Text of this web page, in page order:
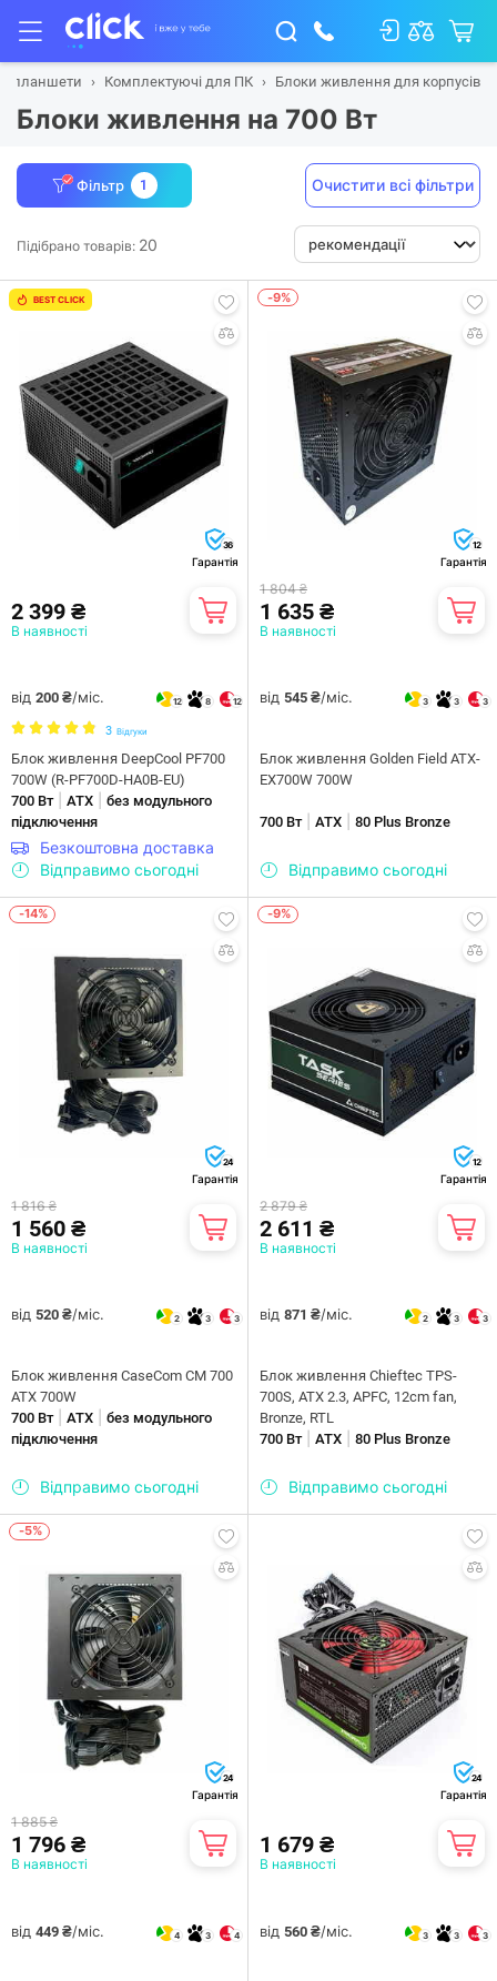
планшети Комплектуючі для ПК Блоки живлення для корпусів
Блоки живлення на 700 Вт
Фільтр 1 Очистити всі фільтри
Підібрано товарів: 20
BEST CLICK
36
Гарантія
2 399 ₴
В наявності
від 200 ₴/міс. 12 8 12
3 Відгуки
Блок живлення DeepCool PF700
700W (R-PF700D-HA0B-EU)
700 Вт| ATX
без модульного
підключення
Безкоштовна доставка
Відправимо сьогодні
-9%
12
Гарантія
1 804 ₴
1 635 ₴
В наявності
від 545 ₴/міс. 3 3 3
Блок живлення Golden Field ATX-
EX700W 700W
700 Вт| ATX 80 Plus Bronze
Відправимо сьогодні
-14%
24
Гарантія
1 816 ₴
1 560 ₴
В наявності
від 520 ₴/міс. 2 3 3
Блок живлення CaseCom CM 700
ATX 700W
700 Вт| ATX
без модульного
підключення
Відправимо сьогодні
-9%
12
Гарантія
2 879 ₴
2 611 ₴
В наявності
від 871 ₴/міс. 2 3 3
Блок живлення Chieftec TPS-
700S, ATX 2.3, APFC, 12cm fan,
Bronze, RTL
700 Вт| ATX 80 Plus Bronze
Відправимо сьогодні
-5%
24
Гарантія
1 885 ₴
1 796 ₴
В наявності
від 449 ₴/міс. 4 3 4
24
Гарантія
1 679 ₴
В наявності
від 560 ₴/міс. 3 3 3